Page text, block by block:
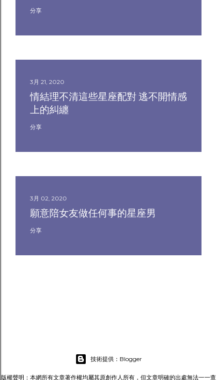
分享
3月 21, 2020
情結理不清這些星座配對 逃不開情感
上的糾纏
分享
3月 02, 2020
願意陪女友做任何事的星座男
分享
技術提供：Blogger
版權聲明：本網所有文章著作權均屬其原創作人所有，但文章明確的出處無法一一查